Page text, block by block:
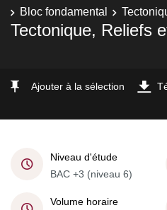
Bloc fondamental
Tectonique, Reliefs
Ajouter à la sélection
Niveau d'étude
BAC +3 (niveau 6)
Volume horaire